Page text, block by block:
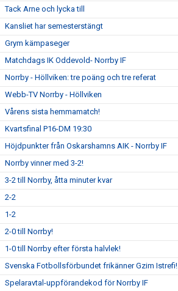
Tack Arne och lycka till
Kansliet har semesterstängt
Grym kämpaseger
Matchdags IK Oddevold- Norrby IF
Norrby - Höllviken: tre poäng och tre referat
Webb-TV Norrby - Höllviken
Vårens sista hemmamatch!
Kvartsfinal P16-DM 19:30
Höjdpunkter från Oskarshamns AIK - Norrby IF
Norrby vinner med 3-2!
3-2 till Norrby, åtta minuter kvar
2-2
1-2
2-0 till Norrby!
1-0 till Norrby efter första halvlek!
Svenska Fotbollsförbundet frikänner Gzim Istrefi!
Spelaravtal-uppförandekod för Norrby IF